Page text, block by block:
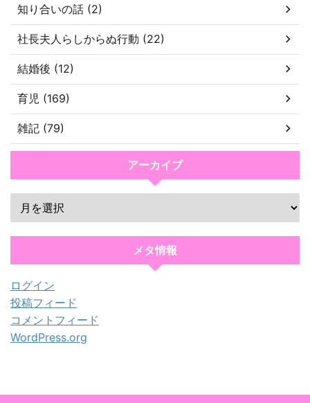
知り合いの話 (2)
社長夫人らしからぬ行動 (22)
結婚後 (12)
育児 (169)
雑記 (79)
アーカイブ
メタ情報
ログイン
投稿フィード
コメントフィード
WordPress.org